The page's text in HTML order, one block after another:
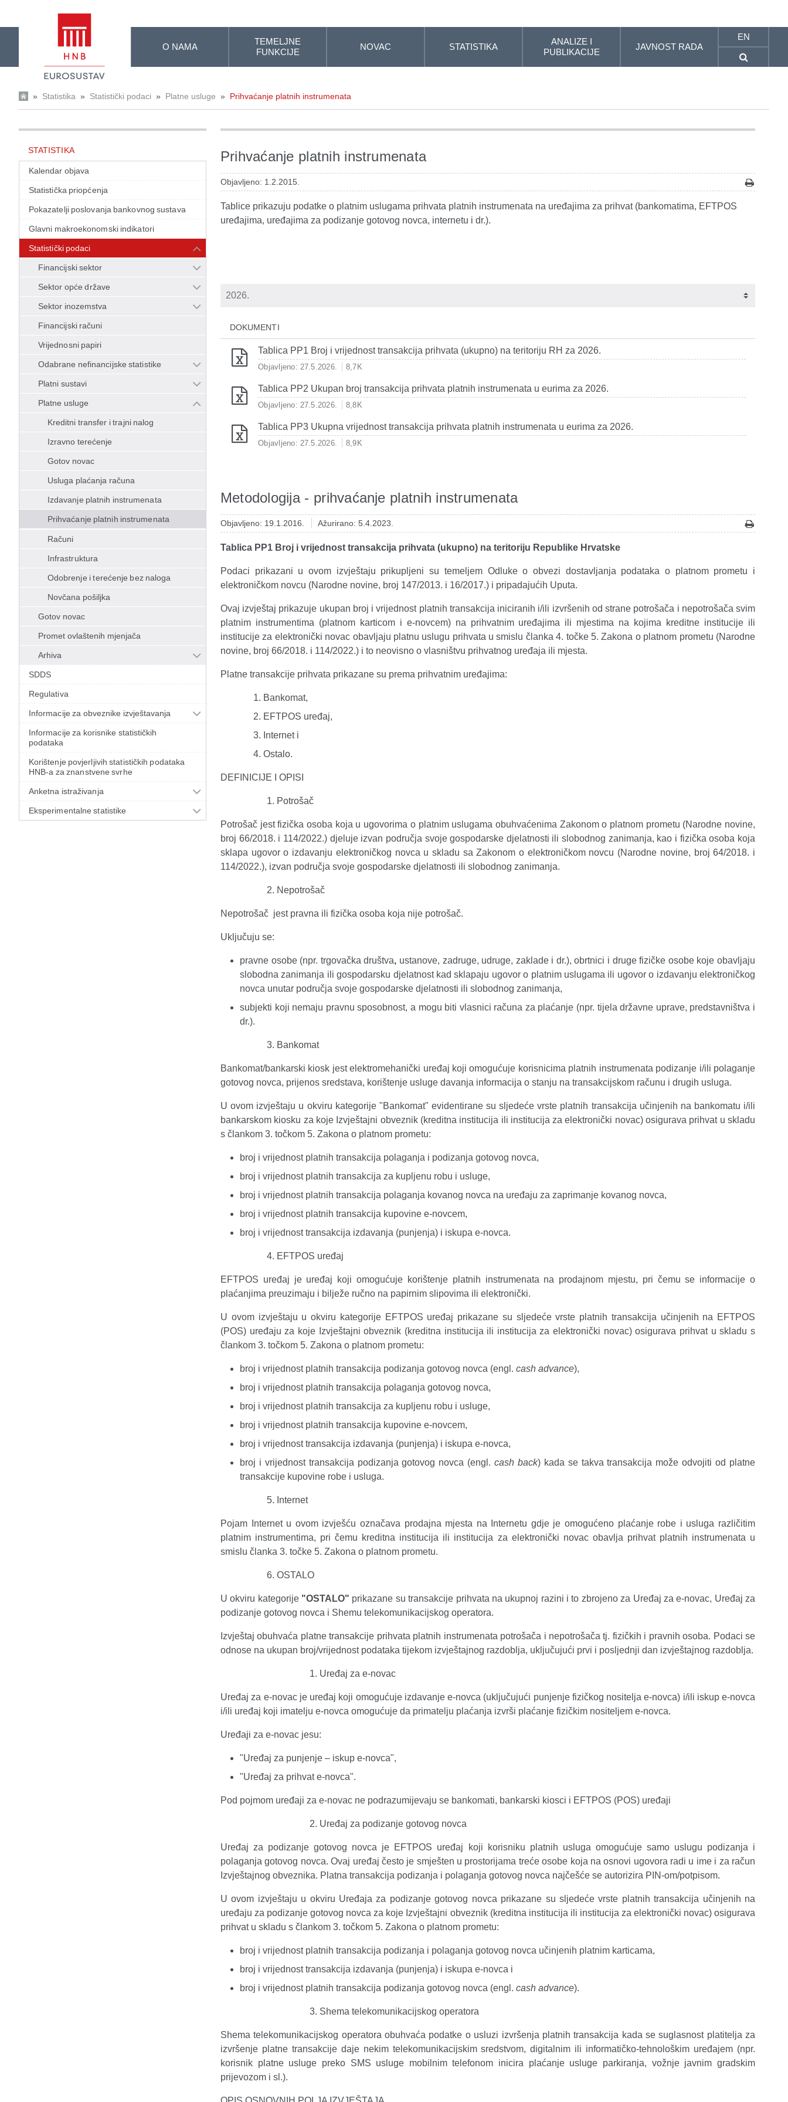
O NAMA
TEMELJNE
FUNKCIJE
NOVAC STATISTIKA
ANALIZE I
PUBLIKACIJE
JAVNOST RADA
EN
» Statistika » Statistički podaci » Platne usluge » Prihvaćanje platnih instrumenata
STATISTIKA
Kalendar objava
Statistička priopćenja
Pokazatelji poslovanja bankovnog sustava
Glavni makroekonomski indikatori
Statistički podaci
Financijski sektor
Sektor opće države
Sektor inozemstva
Financijski računi
Vrijednosni papiri
Odabrane nefinancijske statistike
Platni sustavi
Platne usluge
Kreditni transfer i trajni nalog
Izravno terećenje
Gotov novac
Usluga plaćanja računa
Izdavanje platnih instrumenata
Prihvaćanje platnih instrumenata
Računi
Infrastruktura
Odobrenje i terećenje bez naloga
Novčana pošiljka
Gotov novac
Promet ovlaštenih mjenjača
Arhiva
SDDS
Regulativa
Informacije za obveznike izvještavanja
Informacije za korisnike statističkih
podataka
Korištenje povjerljivih statističkih podataka
HNB-a za znanstvene svrhe
Anketna istraživanja
Eksperimentalne statistike
Prihvaćanje platnih instrumenata
Objavljeno: 1.2.2015.
Tablice prikazuju podatke o platnim uslugama prihvata platnih instrumenata na uređajima za prihvat (bankomatima, EFTPOS
uređajima, uređajima za podizanje gotovog novca, internetu i dr.).
DOKUMENTI
Tablica PP1 Broj i vrijednost transakcija prihvata (ukupno) na teritoriju RH za 2026.
Objavljeno: 27.5.2026. 8,7K
Tablica PP2 Ukupan broj transakcija prihvata platnih instrumenata u eurima za 2026.
Objavljeno: 27.5.2026. 8,8K
Tablica PP3 Ukupna vrijednost transakcija prihvata platnih instrumenata u eurima za 2026.
Objavljeno: 27.5.2026. 8,9K
Metodologija - prihvaćanje platnih instrumenata
Objavljeno: 19.1.2016. Ažurirano: 5.4.2023.
Tablica PP1 Broj i vrijednost transakcija prihvata (ukupno) na teritoriju Republike Hrvatske
Podaci prikazani u ovom izvještaju prikupljeni su temeljem Odluke o obvezi dostavljanja podataka o platnom prometu i
elektroničkom novcu (Narodne novine, broj 147/2013. i 16/2017.) i pripadajućih Uputa.
Ovaj izvještaj prikazuje ukupan broj i vrijednost platnih transakcija iniciranih i/ili izvršenih od strane potrošača i nepotrošača svim
platnim instrumentima (platnom karticom i e-novcem) na prihvatnim uređajima ili mjestima na kojima kreditne institucije ili
institucije za elektronički novac obavljaju platnu uslugu prihvata u smislu članka 4. točke 5. Zakona o platnom prometu (Narodne
novine, broj 66/2018. i 114/2022.) i to neovisno o vlasništvu prihvatnog uređaja ili mjesta.
Platne transakcije prihvata prikazane su prema prihvatnim uređajima:
Bankomat,
EFTPOS uređaj,
Internet i
Ostalo.
DEFINICIJE I OPISI
Potrošač
Potrošač jest fizička osoba koja u ugovorima o platnim uslugama obuhvaćenima Zakonom o platnom prometu (Narodne novine,
broj 66/2018. i 114/2022.) djeluje izvan područja svoje gospodarske djelatnosti ili slobodnog zanimanja, kao i fizička osoba koja
sklapa ugovor o izdavanju elektroničkog novca u skladu sa Zakonom o elektroničkom novcu (Narodne novine, broj 64/2018. i
114/2022.), izvan područja svoje gospodarske djelatnosti ili slobodnog zanimanja.
Nepotrošač
Nepotrošač jest pravna ili fizička osoba koja nije potrošač.
Uključuju se:
pravne osobe (npr. trgovačka društva, ustanove, zadruge, udruge, zaklade i dr.), obrtnici i druge fizičke osobe koje obavljaju
slobodna zanimanja ili gospodarsku djelatnost kad sklapaju ugovor o platnim uslugama ili ugovor o izdavanju elektroničkog
novca unutar područja svoje gospodarske djelatnosti ili slobodnog zanimanja,
subjekti koji nemaju pravnu sposobnost, a mogu biti vlasnici računa za plaćanje (npr. tijela državne uprave, predstavništva i
dr.).
Bankomat
Bankomat/bankarski kiosk jest elektromehanički uređaj koji omogućuje korisnicima platnih instrumenata podizanje i/ili polaganje
gotovog novca, prijenos sredstava, korištenje usluge davanja informacija o stanju na transakcijskom računu i drugih usluga.
U ovom izvještaju u okviru kategorije "Bankomat" evidentirane su sljedeće vrste platnih transakcija učinjenih na bankomatu i/ili
bankarskom kiosku za koje Izvještajni obveznik (kreditna institucija ili institucija za elektronički novac) osigurava prihvat u skladu
s člankom 3. točkom 5. Zakona o platnom prometu:
broj i vrijednost platnih transakcija polaganja i podizanja gotovog novca,
broj i vrijednost platnih transakcija za kupljenu robu i usluge,
broj i vrijednost platnih transakcija polaganja kovanog novca na uređaju za zaprimanje kovanog novca,
broj i vrijednost platnih transakcija kupovine e-novcem,
broj i vrijednost transakcija izdavanja (punjenja) i iskupa e-novca.
EFTPOS uređaj
EFTPOS uređaj je uređaj koji omogućuje korištenje platnih instrumenata na prodajnom mjestu, pri čemu se informacije o
plaćanjima preuzimaju i bilježe ručno na papirnim slipovima ili elektronički.
U ovom izvještaju u okviru kategorije EFTPOS uređaj prikazane su sljedeće vrste platnih transakcija učinjenih na EFTPOS
(POS) uređaju za koje Izvještajni obveznik (kreditna institucija ili institucija za elektronički novac) osigurava prihvat u skladu s
člankom 3. točkom 5. Zakona o platnom prometu:
broj i vrijednost platnih transakcija podizanja gotovog novca (engl. cash advance),
broj i vrijednost platnih transakcija polaganja gotovog novca,
broj i vrijednost platnih transakcija za kupljenu robu i usluge,
broj i vrijednost platnih transakcija kupovine e-novcem,
broj i vrijednost transakcija izdavanja (punjenja) i iskupa e-novca,
broj i vrijednost transakcija podizanja gotovog novca (engl.cash back) kada se takva transakcija može odvojiti od platne
transakcije kupovine robe i usluga.
Internet
Pojam Internet u ovom izvješću označava prodajna mjesta na Internetu gdje je omogućeno plaćanje robe i usluga različitim
platnim instrumentima, pri čemu kreditna institucija ili institucija za elektronički novac obavlja prihvat platnih instrumenata u
smislu članka 3. točke 5. Zakona o platnom prometu.
OSTALO
U okviru kategorije "OSTALO" prikazane su transakcije prihvata na ukupnoj razini i to zbrojeno za Uređaj za e-novac, Uređaj za
podizanje gotovog novca i Shemu telekomunikacijskog operatora.
Izvještaj obuhvaća platne transakcije prihvata platnih instrumenata potrošača i nepotrošača tj. fizičkih i pravnih osoba. Podaci se
odnose na ukupan broj/vrijednost podataka tijekom izvještajnog razdoblja, uključujući prvi i posljednji dan izvještajnog razdoblja.
Uređaj za e-novac
Uređaj za e-novac je uređaj koji omogućuje izdavanje e-novca (uključujući punjenje fizičkog nositelja e-novca) i/ili iskup e-novca
i/ili uređaj koji imatelju e-novca omogućuje da primatelju plaćanja izvrši plaćanje fizičkim nositeljem e-novca.
Uređaji za e-novac jesu:
"Uređaj za punjenje – iskup e-novca",
"Uređaj za prihvat e-novca".
Pod pojmom uređaji za e-novac ne podrazumijevaju se bankomati, bankarski kiosci i EFTPOS (POS) uređaji
Uređaj za podizanje gotovog novca
Uređaj za podizanje gotovog novca je EFTPOS uređaj koji korisniku platnih usluga omogućuje samo uslugu podizanja i
polaganja gotovog novca. Ovaj uređaj često je smješten u prostorijama treće osobe koja na osnovi ugovora radi u ime i za račun
Izvještajnog obveznika. Platna transakcija podizanja i polaganja gotovog novca najčešće se autorizira PIN-om/potpisom.
U ovom izvještaju u okviru Uređaja za podizanje gotovog novca prikazane su sljedeće vrste platnih transakcija učinjenih na
uređaju za podizanje gotovog novca za koje Izvještajni obveznik (kreditna institucija ili institucija za elektronički novac) osigurava
prihvat u skladu s člankom 3. točkom 5. Zakona o platnom prometu:
broj i vrijednost platnih transakcija podizanja i polaganja gotovog novca učinjenih platnim karticama,
broj i vrijednost transakcija izdavanja (punjenja) i iskupa e-novca i
broj i vrijednost platnih transakcija podizanja gotovog novca (engl. cash advance).
Shema telekomunikacijskog operatora
Shema telekomunikacijskog operatora obuhvaća podatke o usluzi izvršenja platnih transakcija kada se suglasnost platitelja za
izvršenje platne transakcije daje nekim telekomunikacijskim sredstvom, digitalnim ili informatičko-tehnološkim uređajem (npr.
korisnik platne usluge preko SMS usluge mobilnim telefonom inicira plaćanje usluge parkiranja, vožnje javnim gradskim
prijevozom i sl.).